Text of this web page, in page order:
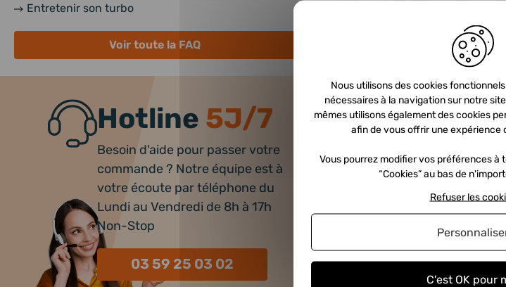
Entretenir son turbo
Voir toute la FAQ
Hotline 5J/7
Besoin d'aide pour passer votre
commande ? Notre équipe est à
votre écoute par téléphone du
Lundi au Vendredi de 8h à 17h
Non-Stop
03 59 25 03 02
Inscrivez-vous et
Nous utilisons des cookies
nécessaires à la navigation sur notre
mêmes utilisons également des cookies
afin de vous offrir une expérience
Vous pourrez modifier vos préférences à
“Cookies” au bas de
C'est OK pour
Refuser les